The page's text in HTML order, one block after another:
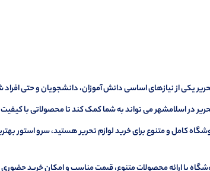
یکی از نیازهای اساسی دانش آموزان، دانشجویان و حتی
در اسلامشهر می تواند به شما کمک کند تا محصولاتی با
کامل و متنوع برای خرید لوازم تحریر هستید، سرو استور